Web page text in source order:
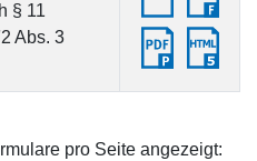
§ 11
Abs. 3
pro Seite angezeigt: